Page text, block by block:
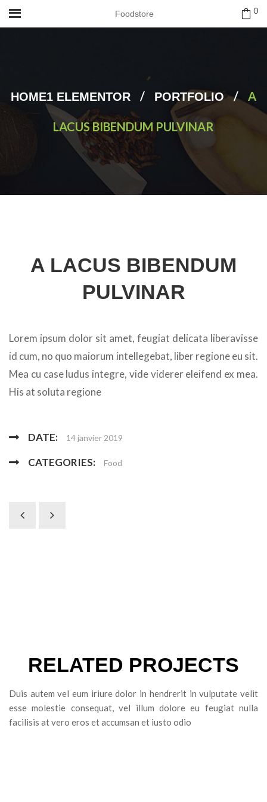
Foodstore 0
HOME1 ELEMENTOR / PORTFOLIO / A
LACUS BIBENDUM PULVINAR
A LACUS BIBENDUM
PULVINAR
Lorem ipsum dolor sit amet, feugiat delicata liberavisse
id cum, no quo maiorum intellegebat, liber regione eu sit.
Mea cu case ludus integre, vide viderer eleifend ex mea.
His at soluta regione
DATE: 14 janvier 2019
CATEGORIES: Food
RELATED PROJECTS
Duis autem vel eum iriure dolor in hendrerit in vulputate velit
esse molestie consequat, vel illum dolore eu feugiat nulla
facilisis at vero eros et accumsan et iusto odio